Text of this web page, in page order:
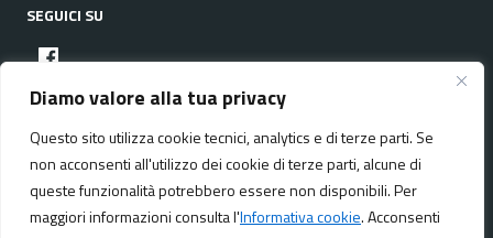
Diamo valore alla tua privacy
Questo sito utilizza cookie tecnici, analytics e di terze parti. Se
non acconsenti all'utilizzo dei cookie di terze parti, alcune di
queste funzionalità potrebbero essere non disponibili. Per
maggiori informazioni consulta l'Informativa cookie. Acconsenti
SEGUICI SU
facebook
Media policy Mappa del sito